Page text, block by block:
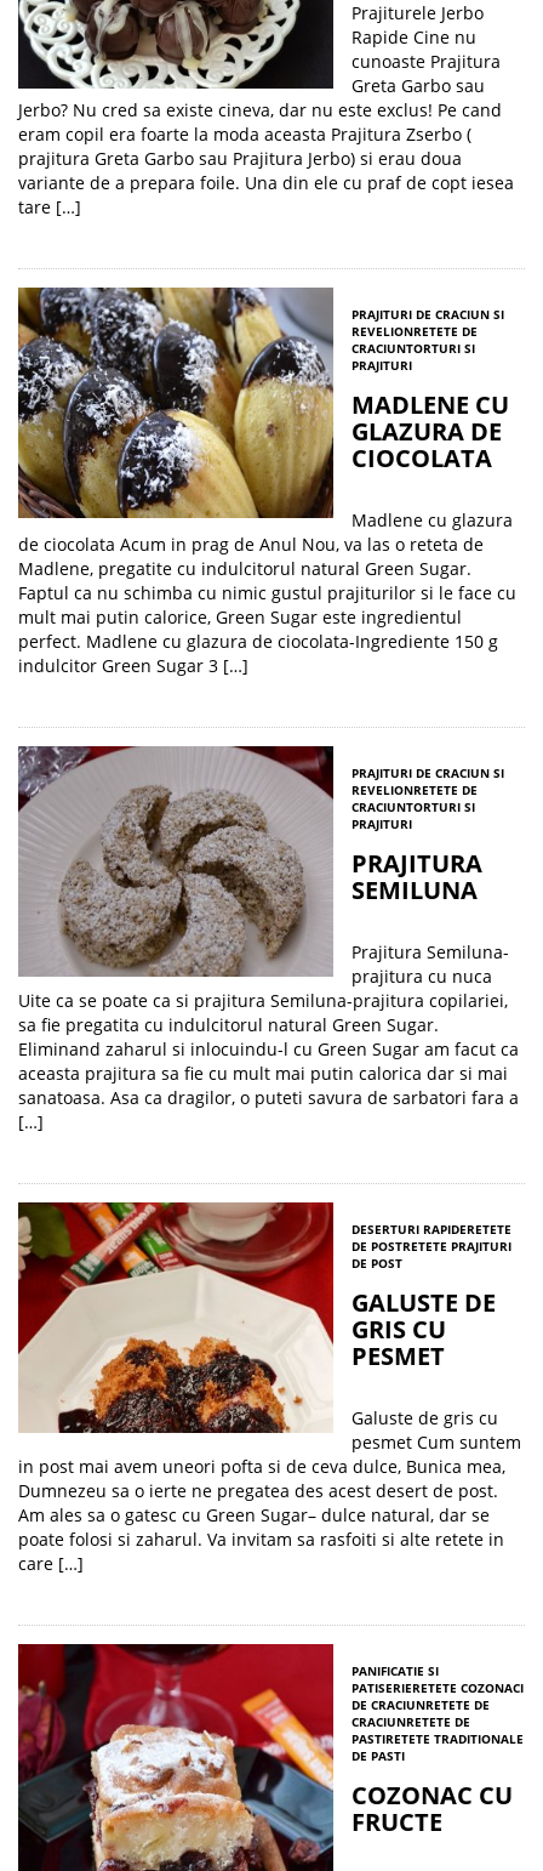
Prajiturele Jerbo
Rapide Cine nu
cunoaste Prajitura
Greta Garbo sau
Jerbo? Nu cred sa existe cineva, dar nu este exclus! Pe cand
eram copil era foarte la moda aceasta Prajitura Zserbo (
prajitura Greta Garbo sau Prajitura Jerbo) si erau doua
variante de a prepara foile. Una din ele cu praf de copt iesea
tare […]
PRAJITURI DE CRACIUN SI
REVELIONRETETE DE
CRACIUNTORTURI SI
PRAJITURI
MADLENE CU
GLAZURA DE
CIOCOLATA
Madlene cu glazura
de ciocolata Acum in prag de Anul Nou, va las o reteta de
Madlene, pregatite cu indulcitorul natural Green Sugar.
Faptul ca nu schimba cu nimic gustul prajiturilor si le face cu
mult mai putin calorice, Green Sugar este ingredientul
perfect. Madlene cu glazura de ciocolata-Ingrediente 150 g
indulcitor Green Sugar 3 […]
PRAJITURI DE CRACIUN SI
REVELIONRETETE DE
CRACIUNTORTURI SI
PRAJITURI
PRAJITURA
SEMILUNA
Prajitura Semiluna-
prajitura cu nuca
Uite ca se poate ca si prajitura Semiluna-prajitura copilariei,
sa fie pregatita cu indulcitorul natural Green Sugar.
Eliminand zaharul si inlocuindu-l cu Green Sugar am facut ca
aceasta prajitura sa fie cu mult mai putin calorica dar si mai
sanatoasa. Asa ca dragilor, o puteti savura de sarbatori fara a
[…]
DESERTURI RAPIDERETETE
DE POSTRETETE PRAJITURI
DE POST
GALUSTE DE
GRIS CU
PESMET
Galuste de gris cu
pesmet Cum suntem
in post mai avem uneori pofta si de ceva dulce, Bunica mea,
Dumnezeu sa o ierte ne pregatea des acest desert de post.
Am ales sa o gatesc cu Green Sugar– dulce natural, dar se
poate folosi si zaharul. Va invitam sa rasfoiti si alte retete in
care […]
PANIFICATIE SI
PATISERIERETETE COZONACI
DE CRACIUNRETETE DE
CRACIUNRETETE DE
PASTIRETETE TRADITIONALE
DE PASTI
COZONAC CU
FRUCTE